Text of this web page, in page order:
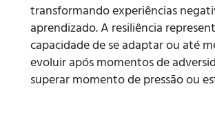
transformando experiências
aprendizado. A resiliência
capacidade de se adaptar ou até
evoluir após momentos de
superar momento de pressão ou